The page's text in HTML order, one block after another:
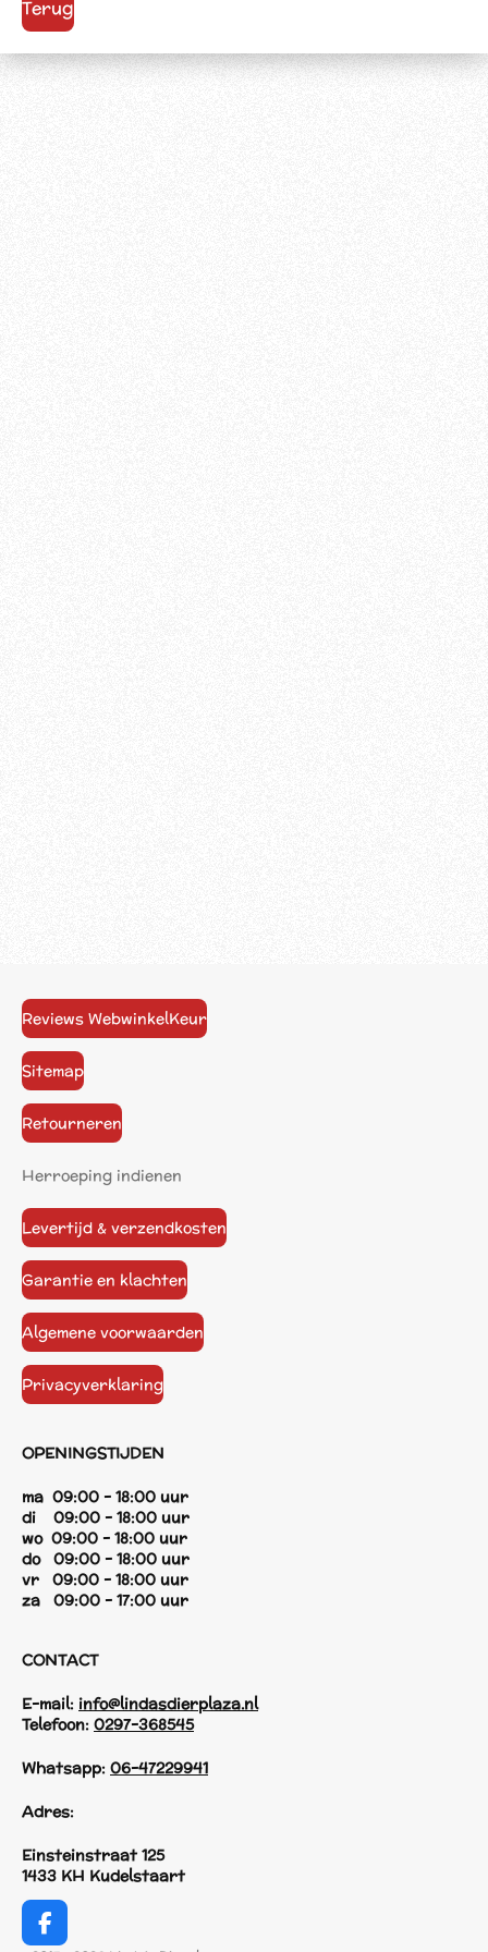
Terug
Reviews WebwinkelKeur
Sitemap
Retourneren
Herroeping indienen
Levertijd & verzendkosten
Garantie en klachten
Algemene voorwaarden
Privacyverklaring
OPENINGSTIJDEN
ma 09:00 - 18:00 uur
di 09:00 - 18:00 uur
wo 09:00 - 18:00 uur
do 09:00 - 18:00 uur
vr 09:00 - 18:00 uur
za 09:00 - 17:00 uur
CONTACT
E-mail: info@lindasdierplaza.nl
Telefoon: 0297-368545
Whatsapp: 06-47229941
Adres:
Einsteinstraat 125
1433 KH Kudelstaart
F